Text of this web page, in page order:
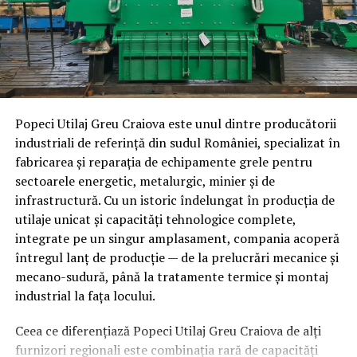
implementare și monitorizare. Te asistăm în accesarea
fondurilor europene și dezvoltarea unor strategii
sustenabile de creștere. •Soluții Diverse: Portofoliul
nostrucuprinde soluții de comerț electronic, bloguri,
sisteme de gestionare a conținutului și integrări cu rețele
maximiza eficiența și impactul afacerii tale online. Cu
resursele și suportul potrivit, poți să îți atingi obiectivele și
să îți dezvolți afacerea cu succes.Începe-ți călătoria
antreprenorială cu noiși profită de oportunitățile oferite de
era digitală pentru a transforma ideile tale în realitate.
ARTICOLE PE ACEIASI TEMA:
URMATORUL
Oportunități în Afaceri: Cum să Beneficiezi de
Programul Femeia Antreprenor
Instrumente Digitale pentru Startup-urile Conduse de
Femei în 2024
Popeci Utilaj Greu Craiova este unul dintre producătorii
industriali de referință din sudul României, specializat în
fabricarea și reparația de echipamente grele pentru
sectoarele energetic, metalurgic, minier și de
infrastructură. Cu un istoric îndelungat în producția de
utilaje unicat și capacități tehnologice complete,
integrate pe un singur amplasament, compania acoperă
întregul lanț de producție — de la prelucrări mecanice și
mecano-sudură, până la tratamente termice și montaj
industrial la fața locului.
Ceea ce diferențiază Popeci Utilaj Greu Craiova de alți
furnizori regionali este combinația rară de capacități